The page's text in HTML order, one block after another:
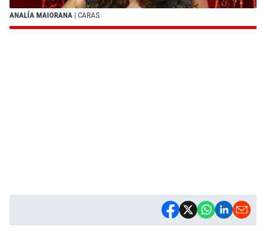
ANALÍA MAIORANA | CARAS